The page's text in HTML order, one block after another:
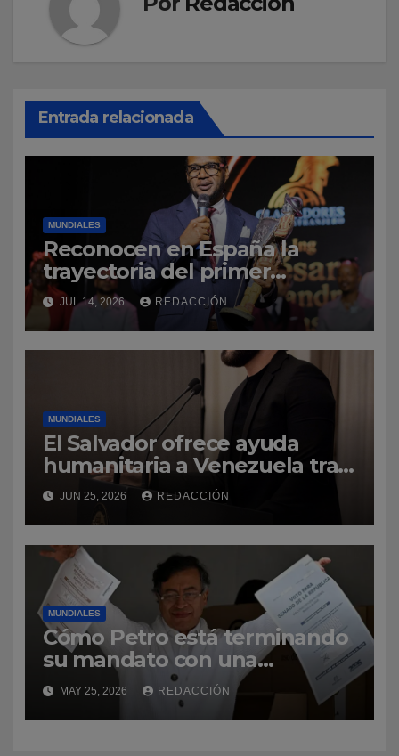
Entrada relacionada
MUNDIALES
Reconocen en España la
trayectoria del primer
profesor dominicano de
ingeniería civil en Cantabria
JUL 14, 2026 REDACCIÓN
MUNDIALES
El Salvador ofrece ayuda
humanitaria a Venezuela tras
la emergencia
JUN 25, 2026 REDACCIÓN
MUNDIALES
Cómo Petro está terminando
su mandato con una
popularidad «alta e inusual»
en Colombia (y qué papel
juega en las elecciones)
MAY 25, 2026 REDACCIÓN